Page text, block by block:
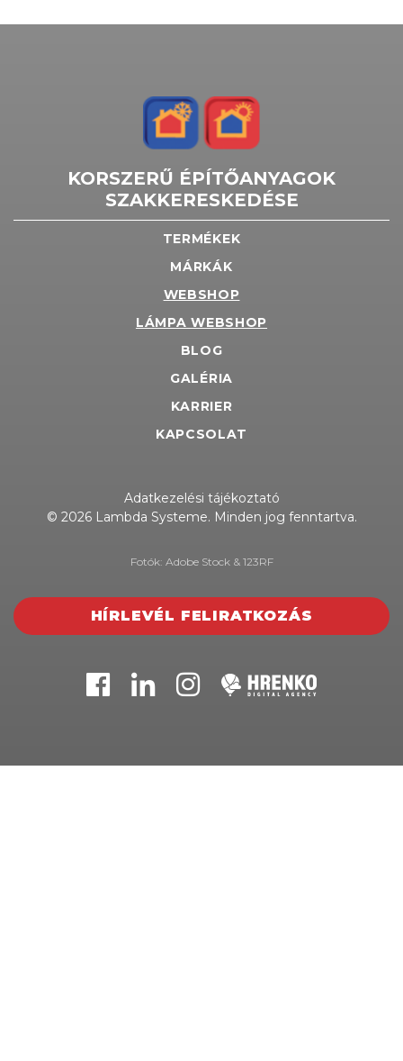
KORSZERŰ ÉPÍTŐANYAGOK
SZAKKERESKEDÉSE
TERMÉKEK
MÁRKÁK
WEBSHOP
LÁMPA WEBSHOP
BLOG
GALÉRIA
KARRIER
KAPCSOLAT
Adatkezelési tájékoztató
© 2026 Lambda Systeme. Minden jog fenntartva.
Fotók: Adobe Stock & 123RF
HÍRLEVÉL FELIRATKOZÁS